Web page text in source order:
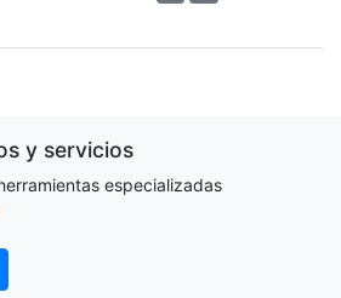
y servicios
especializadas